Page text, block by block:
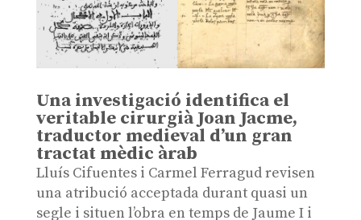
Una investigació identifica el
veritable cirurgià Joan Jacme,
traductor medieval d’un gran
tractat mèdic àrab
Lluís Cifuentes i Carmel Ferragud revisen
una atribució acceptada durant quasi un
segle i situen l’obra en temps de Jaume I i